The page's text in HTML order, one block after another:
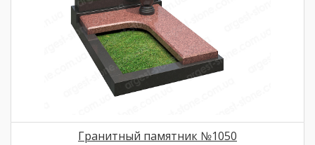
Гранитный памятник №1050